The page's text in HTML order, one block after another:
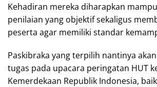
Kehadiran mereka diharapkan
penilaian yang objektif sekaligus
peserta agar memiliki standar
Paskibraka yang terpilih nantinya
tugas pada upacara peringatan HUT
Kemerdekaan Republik Indonesia,